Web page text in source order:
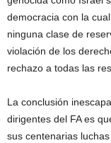
democracia con la
ninguna clase de
violación de los
rechazo a todas las
La conclusión
dirigentes del FA es
sus centenarias